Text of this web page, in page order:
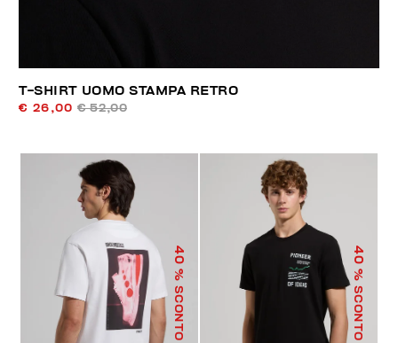
T-SHIRT UOMO STAMPA RETRO
€ 26,00 € 52,00
40
% SCONTO
40
% SCONTO